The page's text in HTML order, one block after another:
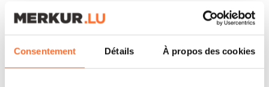
Consentement Détails À propos des cookies
Débordant d’enthousiasme, Nathalie Meier et
Katia Kouici vont développer les ateliers de